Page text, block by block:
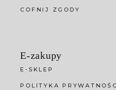
COFNIJ ZGODY
E-zakupy
E-SKLEP
POLITYKA